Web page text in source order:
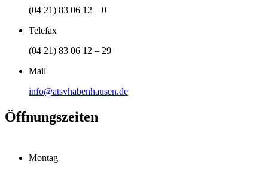
(04 21) 83 06 12 – 0
Telefax
(04 21) 83 06 12 – 29
Mail
info@atsvhabenhausen.de
Öffnungszeiten
Montag